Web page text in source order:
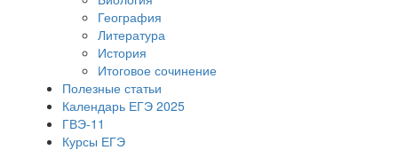
География
Литература
История
Итоговое сочинение
Полезные статьи
Календарь ЕГЭ 2025
ГВЭ-11
Курсы ЕГЭ